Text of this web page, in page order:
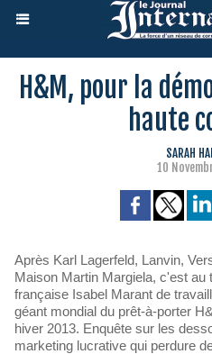
H&M, pour la
haute
SARAH
10
Après Karl Lagerfeld, Lanvin,
Maison Martin Margiela, c'est au
française Isabel Marant de
géant mondial du prêt-à-porter
hiver 2013. Enquête sur les
marketing lucrative qui perdure